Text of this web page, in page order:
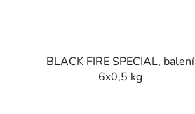
BLACK FIRE SPECIAL, balení
6x0,5 kg